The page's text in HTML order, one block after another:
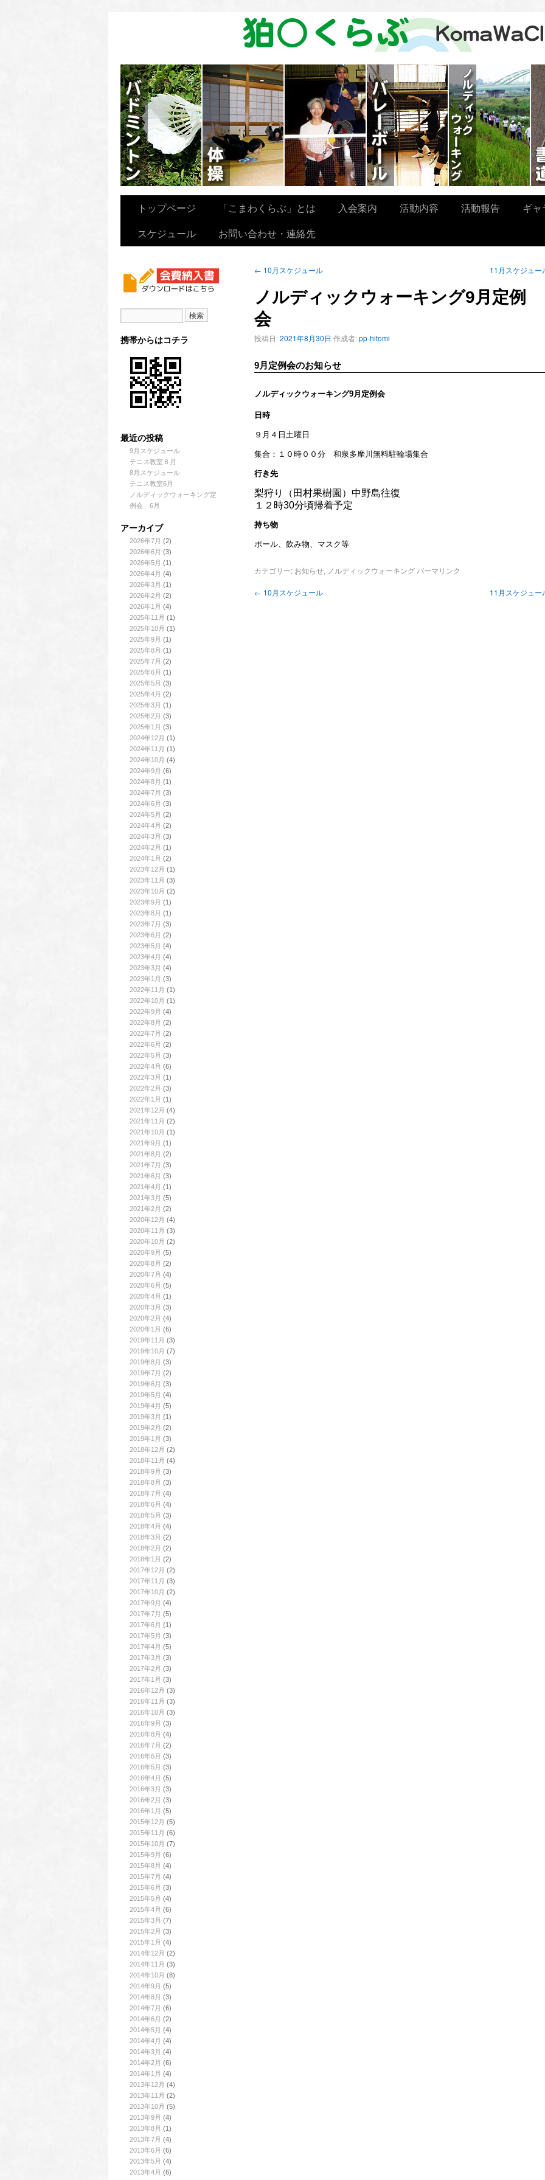
トップページ 「こまわくらぶ」とは 入会案内 活動内容 活動報告
ギャ
スケジュール
お問い合わせ・連絡先
携帯からはコチラ
最近の投稿
9月スケジュール
テニス教室８月
8月スケジュール
テニス教室6月
ノルディックウォーキング定
例会 6月
アーカイブ
2026年7月 (2)
2026年6月 (3)
2026年5月 (1)
2026年4月 (4)
2026年3月 (1)
2026年2月 (2)
2026年1月 (4)
2025年11月 (1)
2025年10月 (1)
2025年9月 (1)
2025年8月 (1)
2025年7月 (2)
2025年6月 (1)
2025年5月 (3)
2025年4月 (2)
2025年3月 (1)
2025年2月 (3)
2025年1月 (3)
2024年12月 (1)
2024年11月 (1)
2024年10月 (4)
2024年9月 (6)
2024年8月 (1)
2024年7月 (3)
2024年6月 (3)
2024年5月 (2)
2024年4月 (2)
2024年3月 (3)
2024年2月 (1)
2024年1月 (2)
2023年12月 (1)
2023年11月 (3)
2023年10月 (2)
2023年9月 (1)
2023年8月 (1)
2023年7月 (3)
2023年6月 (2)
2023年5月 (4)
2023年4月 (4)
2023年3月 (4)
2023年1月 (3)
2022年11月 (1)
2022年10月 (1)
2022年9月 (4)
2022年8月 (2)
2022年7月 (2)
2022年6月 (2)
2022年5月 (3)
2022年4月 (6)
2022年3月 (1)
2022年2月 (3)
2022年1月 (1)
2021年12月 (4)
2021年11月 (2)
2021年10月 (1)
2021年9月 (1)
2021年8月 (2)
2021年7月 (3)
2021年6月 (3)
2021年4月 (1)
2021年3月 (5)
2021年2月 (2)
2020年12月 (4)
2020年11月 (3)
2020年10月 (2)
2020年9月 (5)
2020年8月 (2)
2020年7月 (4)
2020年6月 (5)
2020年4月 (1)
2020年3月 (3)
2020年2月 (4)
2020年1月 (6)
2019年11月 (3)
2019年10月 (7)
2019年8月 (3)
2019年7月 (2)
2019年6月 (3)
2019年5月 (4)
2019年4月 (5)
2019年3月 (1)
2019年2月 (2)
2019年1月 (3)
2018年12月 (2)
2018年11月 (4)
2018年9月 (3)
2018年8月 (3)
2018年7月 (4)
2018年6月 (4)
2018年5月 (3)
2018年4月 (4)
2018年3月 (2)
2018年2月 (2)
2018年1月 (2)
2017年12月 (2)
2017年11月 (3)
2017年10月 (2)
2017年9月 (4)
2017年7月 (5)
2017年6月 (1)
2017年5月 (3)
2017年4月 (5)
2017年3月 (3)
2017年2月 (3)
2017年1月 (3)
2016年12月 (3)
2016年11月 (3)
2016年10月 (3)
2016年9月 (3)
2016年8月 (4)
2016年7月 (2)
2016年6月 (3)
2016年5月 (3)
2016年4月 (5)
2016年3月 (3)
2016年2月 (3)
2016年1月 (5)
2015年12月 (5)
2015年11月 (6)
2015年10月 (7)
2015年9月 (6)
2015年8月 (4)
2015年7月 (4)
2015年6月 (3)
2015年5月 (4)
2015年4月 (6)
2015年3月 (7)
2015年2月 (3)
2015年1月 (4)
2014年12月 (2)
2014年11月 (3)
2014年10月 (8)
2014年9月 (5)
2014年8月 (3)
2014年7月 (6)
2014年6月 (2)
2014年5月 (4)
2014年4月 (4)
2014年3月 (4)
2014年2月 (6)
2014年1月 (4)
2013年12月 (4)
2013年11月 (2)
2013年10月 (5)
2013年9月 (4)
2013年8月 (1)
2013年7月 (4)
2013年6月 (6)
2013年5月 (4)
2013年4月 (6)
← 10月スケジュール 11月スケジュ
ノルディックウォーキング9月定例
会
投稿日:2021年8月30日 作成者:pp-hitomi
9月定例会のお知らせ
ノルディックウォーキング9月定例会
日時
９月４日土曜日
集合：１０時００分 和泉多摩川無料駐輪場集合
行き先
梨狩り（田村果樹園）中野島往復
１２時30分頃帰着予定
持ち物
ポール、飲み物、マスク等
カテゴリー: お知らせ, ノルディックウォーキング パーマリンク
← 10月スケジュール 11月スケジュ